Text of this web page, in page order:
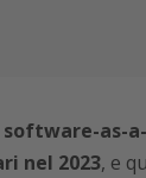
as-
nel 2023, e